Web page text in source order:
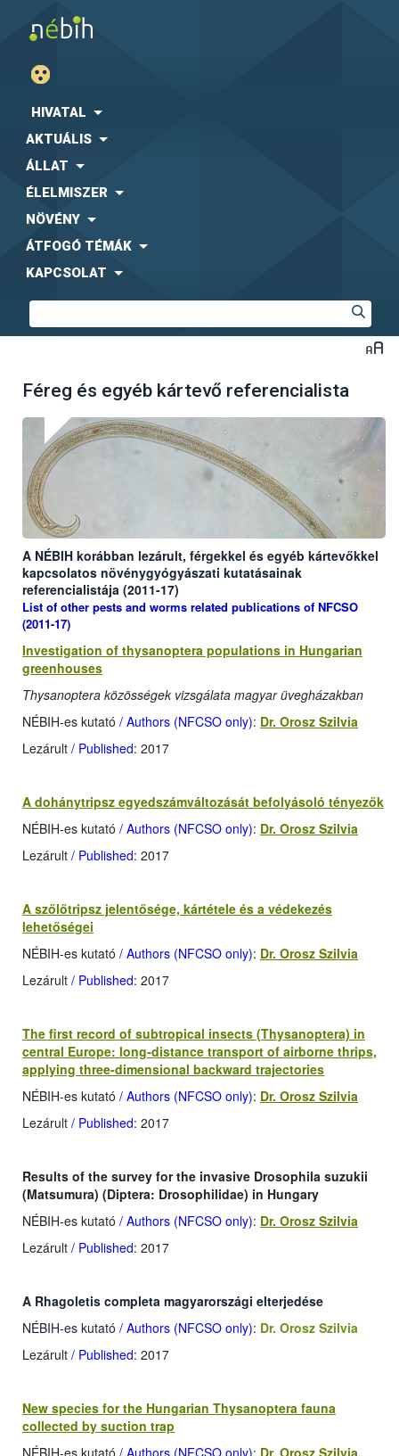
HIVATAL
AKTUÁLIS
ÁLLAT
ÉLELMISZER
NÖVÉNY
ÁTFOGÓ TÉMÁK
KAPCSOLAT
Féreg és egyéb kártevő referencialista
A NÉBIH korábban lezárult, férgekkel és egyéb kártevőkkel
kapcsolatos növénygyógyászati kutatásainak
referencialistája (2011-17)
List of other pests and worms related publications of NFCSO
(2011-17)
Investigation of thysanoptera populations in Hungarian
greenhouses
Thysanoptera közösségek vizsgálata magyar üvegházakban
NÉBIH-es kutató / Authors (NFCSO only): Dr. Orosz Szilvia
Lezárult / Published: 2017
A dohánytripsz egyedszámváltozását befolyásoló tényezők
NÉBIH-es kutató / Authors (NFCSO only): Dr. Orosz Szilvia
Lezárult / Published: 2017
A szőlőtripsz jelentősége, kártétele és a védekezés
lehetőségei
NÉBIH-es kutató / Authors (NFCSO only): Dr. Orosz Szilvia
Lezárult / Published: 2017
The first record of subtropical insects (Thysanoptera) in
central Europe: long-distance transport of airborne thrips,
applying three-dimensional backward trajectories
NÉBIH-es kutató / Authors (NFCSO only): Dr. Orosz Szilvia
Lezárult / Published: 2017
Results of the survey for the invasive Drosophila suzukii
(Matsumura) (Diptera: Drosophilidae) in Hungary
NÉBIH-es kutató / Authors (NFCSO only): Dr. Orosz Szilvia
Lezárult / Published: 2017
A Rhagoletis completa magyarországi elterjedése
NÉBIH-es kutató / Authors (NFCSO only): Dr. Orosz Szilvia
Lezárult / Published: 2017
New species for the Hungarian Thysanoptera fauna
collected by suction trap